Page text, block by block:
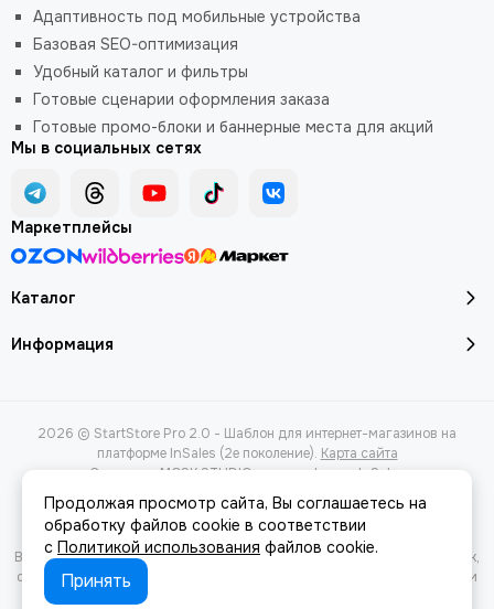
Каталог
Информация
Адаптивность под мобильные устройства
Базовая SEO-оптимизация
Удобный каталог и фильтры
Готовые сценарии оформления заказа
Готовые промо-блоки и баннерные места для акций
Мы в социальных сетях
Маркетплейсы
2026 © StartStore Pro 2.0 - Шаблон для интернет-магазинов на
платформе InSales (2е поколение). Карта сайта
Сделано в MOSK.STUDIO для платформы InSales
Вся представленная на сайте информация, касающаяся характеристик,
стоимости товаров и услуг, носит информационный характер и ни при
каких условиях не является публичной офертой, определяемой
Продолжая просмотр сайта, Вы соглашаетесь на
обработку файлов cookie в соответствии
с Политикой использования файлов cookie.
Принять